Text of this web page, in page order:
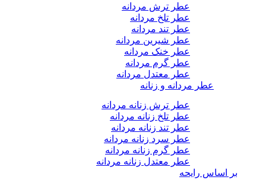
عطر ترش مردانه
عطر تلخ مردانه
عطر تند مردانه
عطر شیرین مردانه
عطر خنک مردانه
عطر گرم مردانه
عطر معتدل مردانه
عطر مردانه و زنانه
عطر ترش زنانه مردانه
عطر تلخ زنانه مردانه
عطر تند زنانه مردانه
عطر سرد زنانه مردانه
عطر گرم زنانه مردانه
عطر معتدل زنانه مردانه
بر اساس رایحه